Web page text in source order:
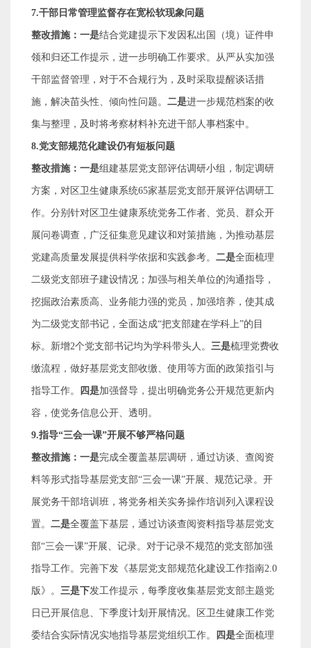
7.干部日常管理监督存在宽松软现象问题
整改措施：一是结合党建提示下发因私出国（境）证件申
领和归还工作提示，进一步明确工作要求。从严从实加强
干部监督管理，对于不合规行为，及时采取提醒谈话措
施，解决苗头性、倾向性问题。 二是进一步规范档案的收
集与整理，及时将考察材料补充进干部人事档案中。
8.党支部规范化建设仍有短板问题
整改措施：一是组建基层党支部评估调研小组，制定调研
方案，对区卫生健康系统65家基层党支部开展评估调研工
作。分别针对区卫生健康系统党务工作者、党员、群众开
展问卷调查，广泛征集意见建议和对策措施，为推动基层
党建高质量发展提供科学依据和实践参考。 二是全面梳理
二级党支部班子建设情况；加强与相关单位的沟通指导，
挖掘政治素质高、业务能力强的党员，加强培养，使其成
为二级党支部书记，全面达成“把支部建在学科上”的目
标。新增2个党支部书记均为学科带头人。 三是梳理党费收
缴流程，做好基层党支部收缴、使用等方面的政策指引与
指导工作。 四是加强督导，提出明确党务公开规范更新内
容，使党务信息公开、透明。
9.指导“三会一课”开展不够严格问题
整改措施：一是完成全覆盖基层调研，通过访谈、查阅资
料等形式指导基层党支部“三会一课”开展、规范记录。开
展党务干部培训班，将党务相关实务操作培训列入课程设
置。 二是全覆盖下基层，通过访谈查阅资料指导基层党支
部“三会一课”开展、记录。对于记录不规范的党支部加强
指导工作。完善下发《基层党支部规范化建设工作指南2.0
版》。 三是下发工作提示，每季度收集基层党支部主题党
日已开展信息、下季度计划开展情况。区卫生健康工作党
委结合实际情况实地指导基层党组织工作。 四是全面梳理